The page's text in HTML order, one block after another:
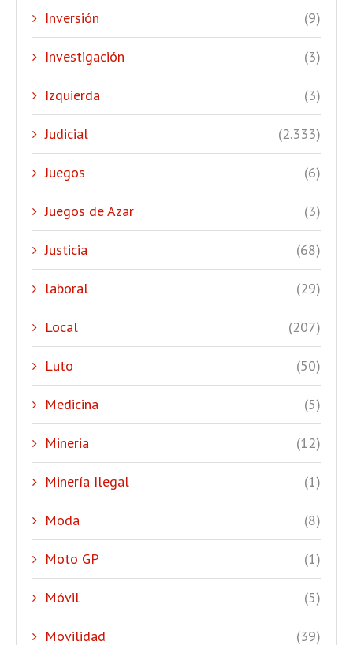
Inversión (9)
Investigación (3)
Izquierda (3)
Judicial (2.333)
Juegos (6)
Juegos de Azar (3)
Justicia (68)
laboral (29)
Local (207)
Luto (50)
Medicina (5)
Mineria (12)
Minería Ilegal (1)
Moda (8)
Moto GP (1)
Móvil (5)
Movilidad (39)